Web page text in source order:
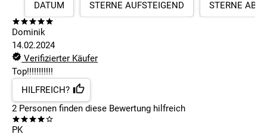
DATUM
STERNE AUFSTEIGEND STERNE
Dominik
14.02.2024
Verifizierter Käufer
Top!!!!!!!!!!!
HILFREICH?
2 Personen finden diese Bewertung hilfreich
PK